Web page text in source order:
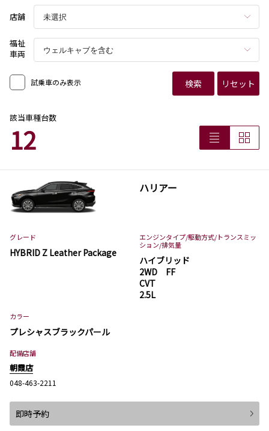
店舗
福祉
車両
試乗車のみ表示 検索 リセット
該当車種台数
12
ハリアー
グレード
HYBRID Z Leather Package
エンジンタイプ/駆動方式/トランスミッ
ション/排気量
ハイブリッド
2WD FF
CVT
2.5L
カラー
プレシャスブラックパール
配備店舗
朝霞店
048-463-2211
即時予約